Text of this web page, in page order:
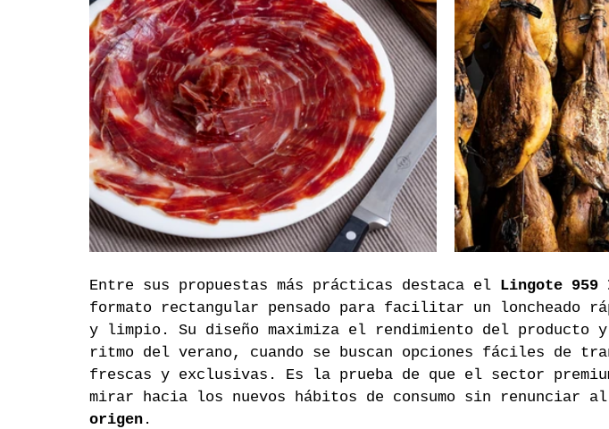
Entre sus propuestas más prácticas destaca el Lingote 959
formato rectangular pensado para facilitar un loncheado
y limpio. Su diseño maximiza el rendimiento del producto
ritmo del verano, cuando se buscan opciones fáciles de
frescas y exclusivas. Es la prueba de que el sector
mirar hacia los nuevos hábitos de consumo sin renunciar al
origen .